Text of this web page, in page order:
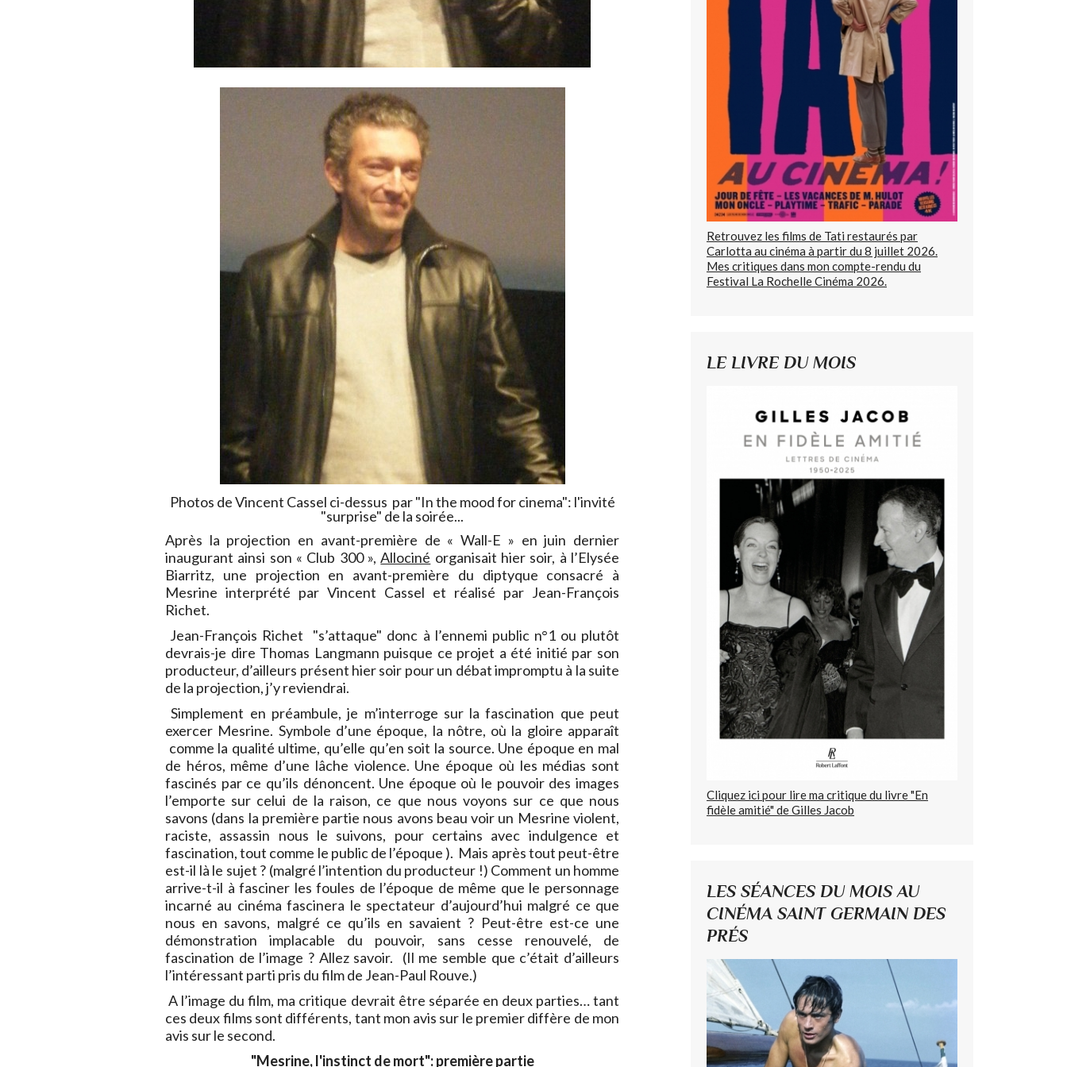
Photos de Vincent Cassel ci-dessus par "In the mood for cinema": l'invité
"surprise" de la soirée...
Après la projection en avant-première de « Wall-E » en juin dernier
inaugurant ainsi son « Club 300 »,Allociné organisait hier soir, à l’Elysée
Biarritz, une projection en avant-première du diptyque consacré à
Mesrine interprété par Vincent Cassel et réalisé par Jean-François
Richet.
Jean-François Richet "s’attaque" donc à l’ennemi public n°1 ou plutôt
devrais-je dire Thomas Langmann puisque ce projet a été initié par son
producteur, d’ailleurs présent hier soir pour un débat impromptu à la suite
de la projection, j’y reviendrai.
Simplement en préambule, je m’interroge sur la fascination que peut
exercer Mesrine. Symbole d’une époque, la nôtre, où la gloire apparaît
comme la qualité ultime, qu’elle qu’en soit la source. Une époque en mal
de héros, même d’une lâche violence. Une époque où les médias sont
fascinés par ce qu’ils dénoncent. Une époque où le pouvoir des images
l’emporte sur celui de la raison, ce que nous voyons sur ce que nous
savons (dans la première partie nous avons beau voir un Mesrine violent,
raciste, assassin nous le suivons, pour certains avec indulgence et
fascination, tout comme le public de l’époque ). Mais après tout peut-être
est-il là le sujet ? (malgré l’intention du producteur !) Comment un homme
arrive-t-il à fasciner les foules de l’époque de même que le personnage
incarné au cinéma fascinera le spectateur d’aujourd’hui malgré ce que
nous en savons, malgré ce qu’ils en savaient ? Peut-être est-ce une
démonstration implacable du pouvoir, sans cesse renouvelé, de
fascination de l’image ? Allez savoir. (Il me semble que c’était d’ailleurs
l’intéressant parti pris du film de Jean-Paul Rouve.)
A l’image du film, ma critique devrait être séparée en deux parties… tant
ces deux films sont différents, tant mon avis sur le premier diffère de mon
avis sur le second.
"Mesrine, l'instinct de mort": première partie
Retrouvez les films de Tati restaurés par
Carlotta au cinéma à partir du 8 juillet 2026.
Mes critiques dans mon compte-rendu du
Festival La Rochelle Cinéma 2026.
LE LIVRE DU MOIS
Cliquez ici pour lire ma critique du livre "En
fidèle amitié" de Gilles Jacob
LES SÉANCES DU MOIS AU
CINÉMA SAINT GERMAIN DES
PRÉS